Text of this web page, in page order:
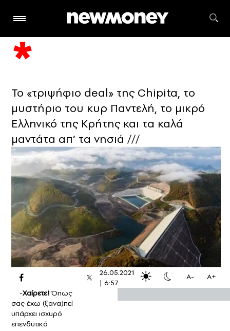
Το «τριψήφιο deal» της Chipita, το
μυστήριο του κυρ Παντελή, το μικρό
Ελληνικό της Κρήτης και τα καλά
μαντάτα απ’ τα νησιά ///
26.05.2021
| 6:57
A-
A+
-Χαίρετε!Όπως
σας έχω (ξανα)πεί
υπάρχει ισχυρό
επενδυτικό